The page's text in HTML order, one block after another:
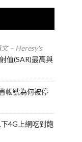
– Heresy's
值(SAR)最高與
帳號為何被停
4G上網吃到飽